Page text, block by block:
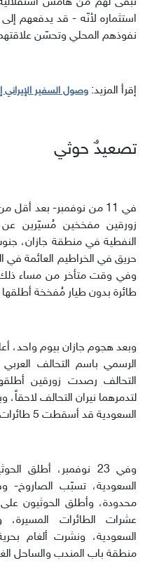
استثماره لأنّه - قد يدفعهم
نفوذهم المحلي وتحسّن علاقتهم
إقرأ المزيد: وصول السفير الإيراني
تصعيدٌ حوثي
في 11 من نوفمبر- بعد
زورقين مفخخين مُسيّرين عن
النفطية في منطقة جازان،
حريق في الخراطيم العائمة في
وفي وقت متأخر من مساء ذلك
طائرة بدون طيار مُفخخة أطلقها
وبعد هجوم جازان بيوم واحد،
الرسمي باسم التحالف
التحالف رصدت زورقين
السعودية قد أسقطت 5 طائرات حوثية مُسيرة.
وفي 23 نوفمبر، أطلق
السعودية، تسبّب الصاروخ-
محدودة، وأطلق الحوثيون
عشرات الطائرات المسيرة،
السعودية، ونشرت ألغام
منطقة باب المندب والساحل